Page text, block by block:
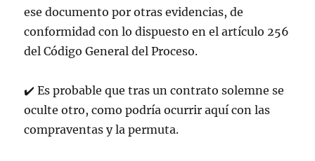
ese documento por otras evidencias, de
conformidad con lo dispuesto en el artículo 256
del Código General del Proceso.
✔️Es probable que tras un contrato solemne se
oculte otro, como podría ocurrir aquí con las
compraventas y la permuta.